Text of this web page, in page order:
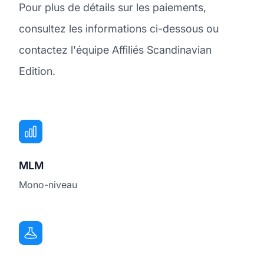
Pour plus de détails sur les paiements,
consultez les informations ci-dessous ou
contactez l'équipe Affiliés Scandinavian
Edition.
MLM
Mono-niveau